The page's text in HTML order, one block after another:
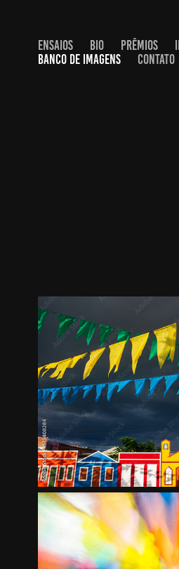
ENSAIOS BIO PRÊMIOS
BANCO DE IMAGENS
CONTATO